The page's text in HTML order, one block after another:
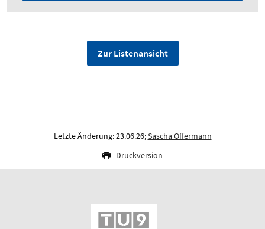
Zur Listenansicht
Letzte Änderung: 23.06.26;Sascha Offermann
Druckversion